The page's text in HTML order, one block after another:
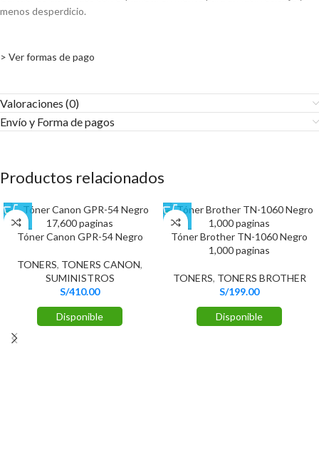
menos desperdicio.
> Ver formas de pago
Valoraciones (0)
Envío y Forma de pagos​
Productos relacionados
Tóner Canon GPR-54 Negro
TONERS, TONERS CANON,
SUMINISTROS
S/410.00
Disponible
Tóner Brother TN-1060 Negro
1,000 paginas
TONERS, TONERS BROTHER
S/199.00
Disponible